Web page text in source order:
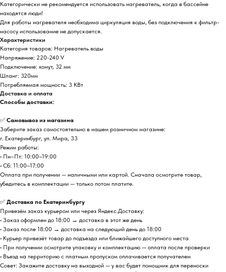
Категорически не рекомендуется использовать нагреватель, когда в бассейне
находятся люди!
Для работы нагревателя необходима циркуляция воды, без подключения к фильтр-
насосу использование не допускается.
Характеристики
Категория товаров: Нагреватель воды
Напряжение: 220-240 V
Подключение: хомут, 32 мм
Шланг: 320мм
Потребляемая мощность: 3 КВт
Доставка и оплата
Способы доставки:
✅ Самовывоз из магазина
Заберите заказ самостоятельно в нашем розничном магазине:
г. Екатеринбург, ул. Мира, 33
Режим работы:
• Пн–Пт: 10:00–19:00
• Сб: 11:00–17:00
Оплата при получении — наличными или картой. Сначала осмотрите товар,
убедитесь в комплектации — только потом платите.
✅ Доставка по Екатеринбургу
Привезём заказ курьером или через Яндекс.Доставку:
• Заказ оформлен до 18:00 → доставка в этот же день
• Заказ после 18:00 → доставка на следующий день до 18:00
• Курьер привезёт товар до подъезда или ближайшего доступного места
• При получении осмотрите упаковку и комплектацию — оплата после проверки
• Въезд на территорию с платным пропуском оплачивается получателем
Совет: Закажите доставку на выходной — у вас будет помощник для переноски